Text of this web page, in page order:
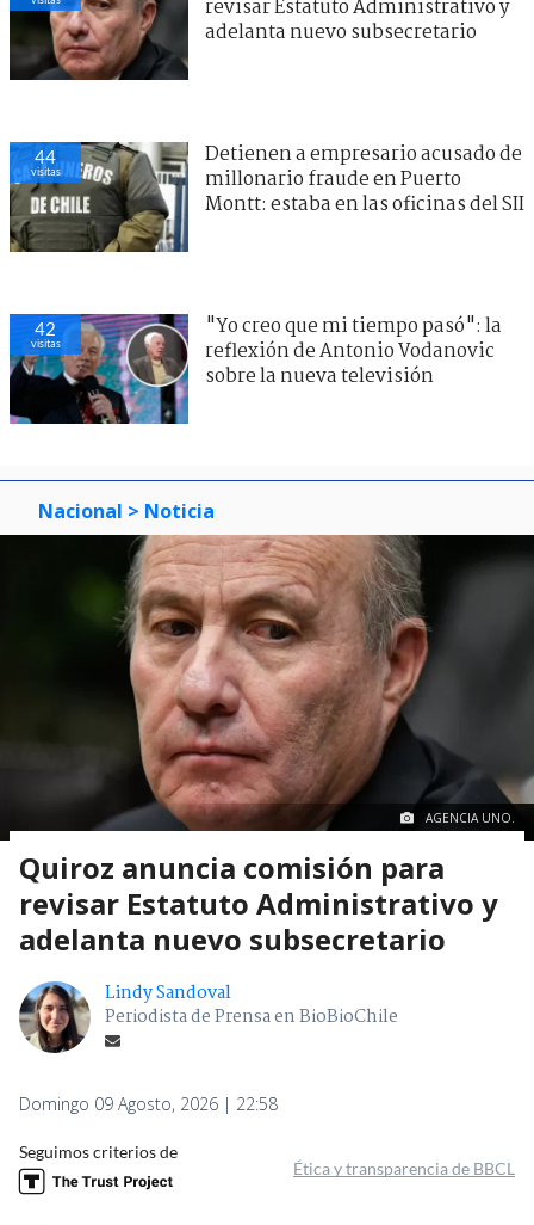
revisar Estatuto Administrativo y
adelanta nuevo subsecretario
44
visitas
Detienen a empresario acusado de
millonario fraude en Puerto
Montt: estaba en las oficinas del SII
42
visitas
"Yo creo que mi tiempo pasó": la
reflexión de Antonio Vodanovic
sobre la nueva televisión
Nacional > Noticia
AGENCIA UNO.
Quiroz anuncia comisión para
revisar Estatuto Administrativo y
adelanta nuevo subsecretario
Lindy Sandoval
Periodista de Prensa en BioBioChile
Domingo 09 Agosto, 2026 | 22:58
Seguimos criterios de
Ética y transparencia de BBCL